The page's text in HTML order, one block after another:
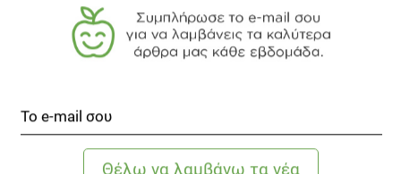
Τι σνακ μπορεί να καταναλώσει στο σχολείο το παιδί